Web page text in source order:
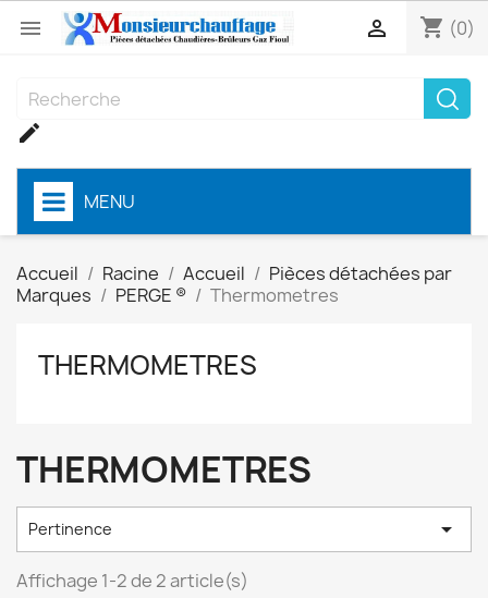
 shopping_cart (0)


MENU
Accueil Racine Accueil
Pièces détachées par
Marques
PERGE ® Thermometres
THERMOMETRES
THERMOMETRES
Pertinence 
Affichage 1-2 de 2 article(s)